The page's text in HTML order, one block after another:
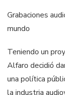
Grabaciones
mundo
Teniendo un
Alfaro decidió
una política
la industria